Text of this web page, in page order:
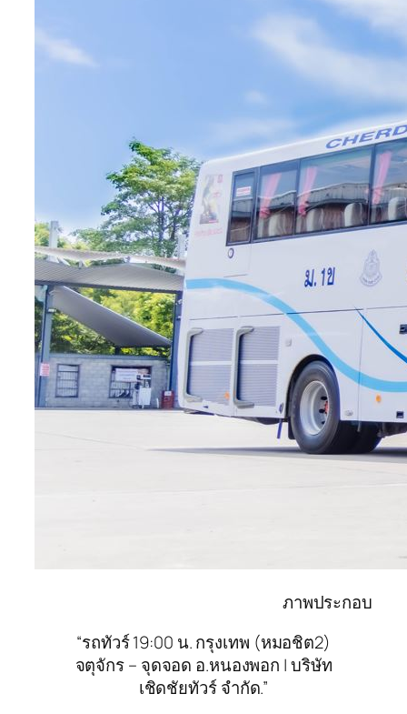
ภาพประกอบ
“รถทัวร์ 19:00 น. กรุงเทพ (หมอชิต2)
จตุจักร – จุดจอด อ.หนองพอก | บริษัท
เชิดชัยทัวร์ จำกัด.”